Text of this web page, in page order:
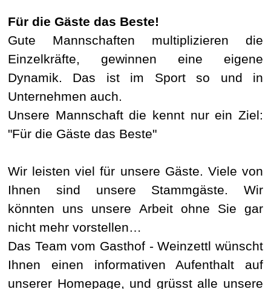
Für die Gäste das Beste!
Gute Mannschaften multiplizieren die
Einzelkräfte, gewinnen eine eigene
Dynamik. Das ist im Sport so und in
Unternehmen auch.
Unsere Mannschaft die kennt nur ein Ziel:
"Für die Gäste das Beste"
Wir leisten viel für unsere Gäste. Viele von
Ihnen sind unsere Stammgäste. Wir
könnten uns unsere Arbeit ohne Sie gar
nicht mehr vorstellen…
Das Team vom Gasthof - Weinzettl wünscht
Ihnen einen informativen Aufenthalt auf
unserer Homepage, und grüsst alle unsere